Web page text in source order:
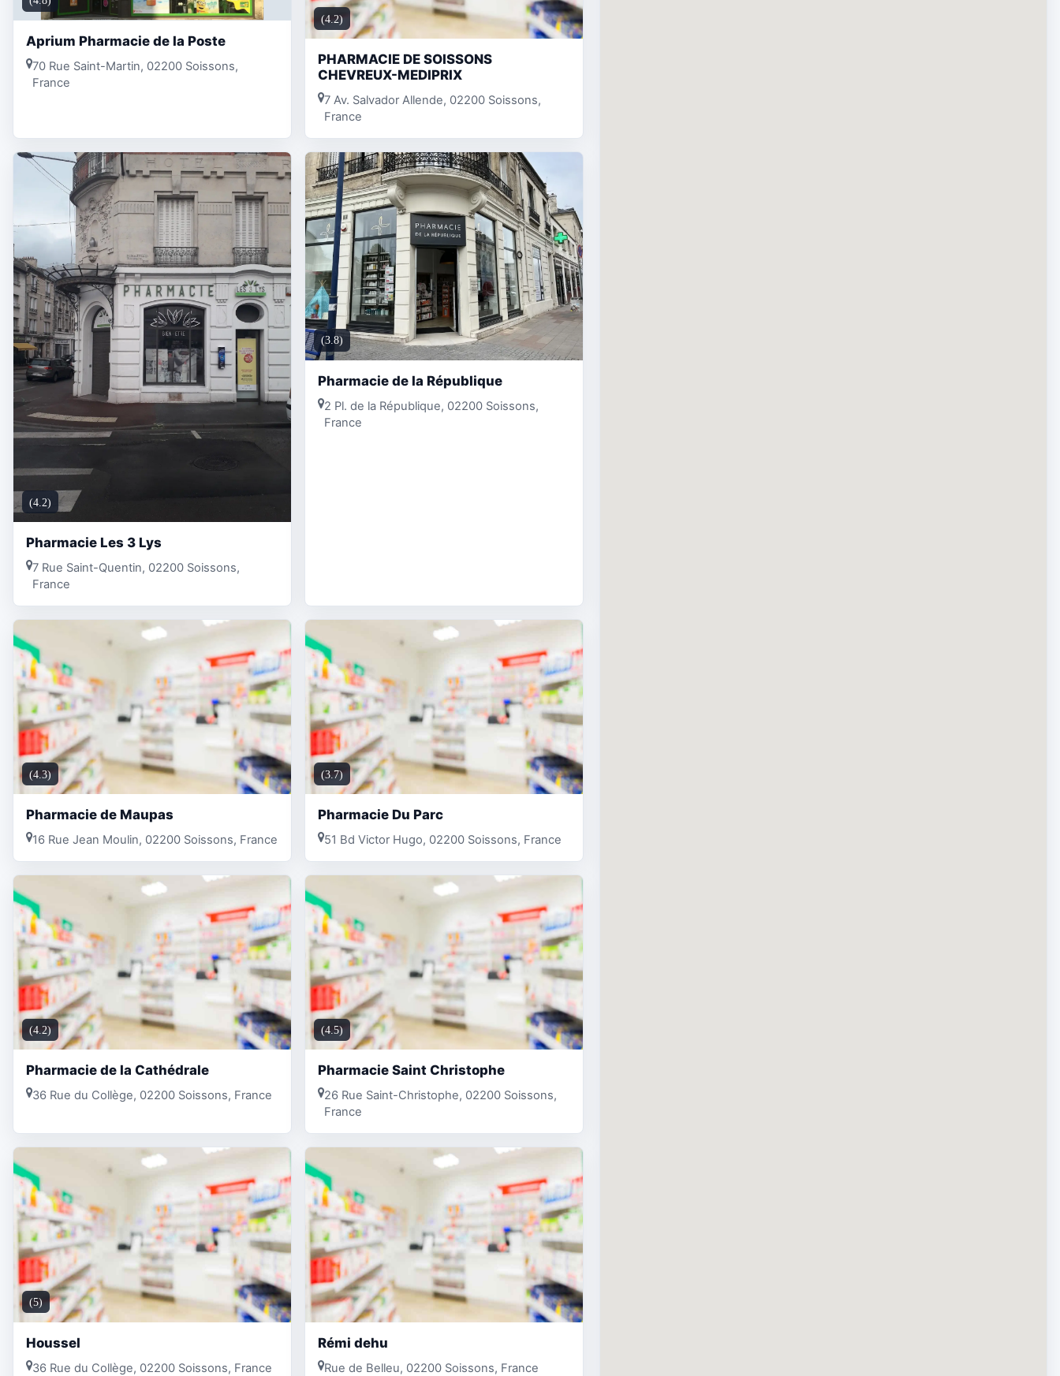
Aprium Pharmacie de la Poste
70 Rue Saint-Martin, 02200 Soissons,
France
(4.2)
PHARMACIE DE SOISSONS
CHEVREUX-MEDIPRIX
7 Av. Salvador Allende, 02200 Soissons,
France
(4.2)
Pharmacie Les 3 Lys
7 Rue Saint-Quentin, 02200 Soissons,
France
(3.8)
Pharmacie de la République
2 Pl. de la République, 02200 Soissons,
France
(4.3)
Pharmacie de Maupas
16 Rue Jean Moulin, 02200 Soissons, France
(3.7)
Pharmacie Du Parc
51 Bd Victor Hugo, 02200 Soissons, France
(4.2)
Pharmacie de la Cathédrale
36 Rue du Collège, 02200 Soissons, France
(4.5)
Pharmacie Saint Christophe
26 Rue Saint-Christophe, 02200 Soissons,
France
(5)
Houssel
36 Rue du Collège, 02200 Soissons, France
Rémi dehu
Rue de Belleu, 02200 Soissons, France